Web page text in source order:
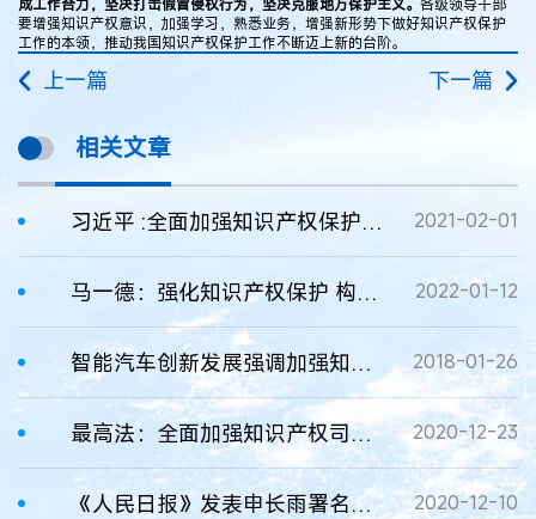
要增强知识产权意识，加强学习，熟悉业务，增强新形势下做好知识产权保护
工作的本领，推动我国知识产权保护工作不断迈上新的台阶。
上一篇 下一篇
相关文章
习近平 :全面加强知识产权保护工作 激发创新活力推动构建新发展格局 2021-02-01
马一德：强化知识产权保护 构建新发展格局 2022-01-12
智能汽车创新发展强调加强知识产权保护 2018-01-26
最高法：全面加强知识产权司法保护工作 2020-12-23
《人民日报》发表申长雨署名文章：全面加强我国知识产权保护工作 2020-12-10